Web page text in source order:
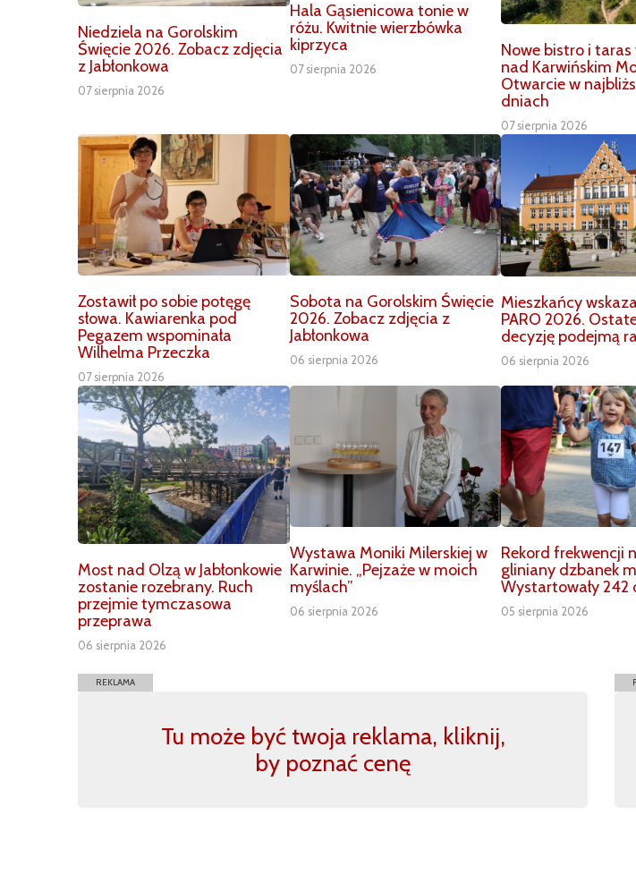
Niedziela na Gorolskim
Święcie 2026. Zobacz zdjęcia
z Jabłonkowa
07 sierpnia 2026
Hala Gąsienicowa tonie w
różu. Kwitnie wierzbówka
kiprzyca
07 sierpnia 2026
Nowe bistro i
nad Karwińskim
Otwarcie w
dniach
07 sierpnia 2026
Zostawił po sobie potęgę
słowa. Kawiarenka pod
Pegazem wspominała
Wilhelma Przeczka
07 sierpnia 2026
Sobota na Gorolskim Święcie
2026. Zobacz zdjęcia z
Jabłonkowa
06 sierpnia 2026
Mieszkańcy
PARO 2026.
decyzję podejmą
06 sierpnia 2026
Most nad Olzą w Jabłonkowie
zostanie rozebrany. Ruch
przejmie tymczasowa
przeprawa
06 sierpnia 2026
Wystawa Moniki Milerskiej w
Karwinie. „Pejzaże w moich
myślach”
06 sierpnia 2026
Rekord frekwencji
gliniany dzbanek
Wystartowały 242
05 sierpnia 2026
REKLAMA
Tu może być twoja reklama, kliknij,
by poznać cenę